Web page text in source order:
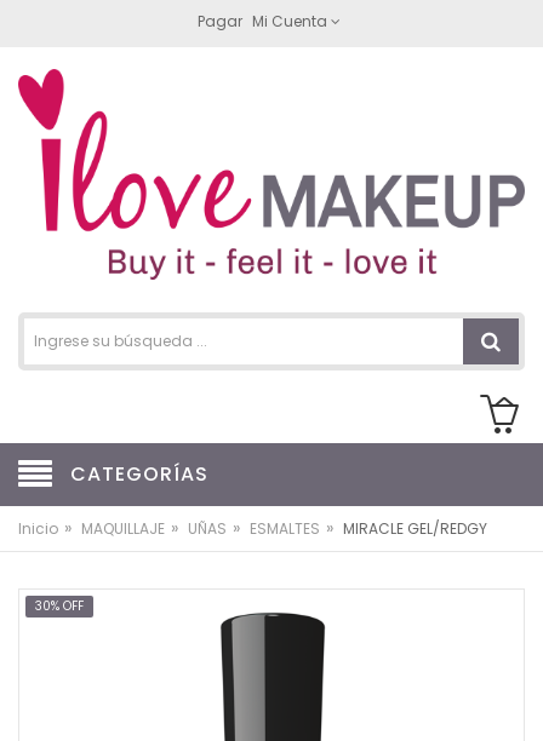
Pagar Mi Cuenta
CATEGORÍAS
Inicio » MAQUILLAJE » UÑAS » ESMALTES » MIRACLE GEL/REDGY
30% OFF